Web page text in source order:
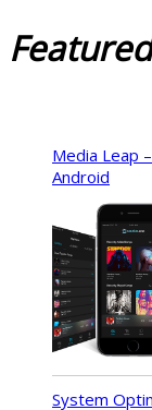
Featured
Media Leap
Android
System